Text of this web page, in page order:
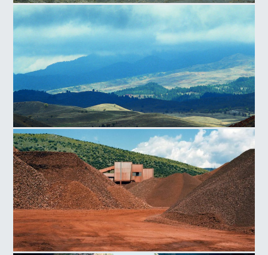
Λευκά Όρη
Ήπειρος Βουνά